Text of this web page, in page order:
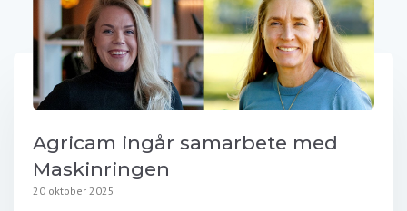
Agricam ingår samarbete med
Maskinringen
20 oktober 2025